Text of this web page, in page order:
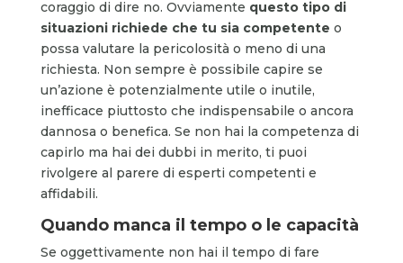
coraggio di dire no. Ovviamente questo tipo di
situazioni richiede che tu sia competente o
possa valutare la pericolosità o meno di una
richiesta. Non sempre è possibile capire se
un’azione è potenzialmente utile o inutile,
inefficace piuttosto che indispensabile o ancora
dannosa o benefica. Se non hai la competenza di
capirlo ma hai dei dubbi in merito, ti puoi
rivolgere al parere di esperti competenti e
affidabili.
Quando manca il tempo o le capacità
Se oggettivamente non hai il tempo di fare